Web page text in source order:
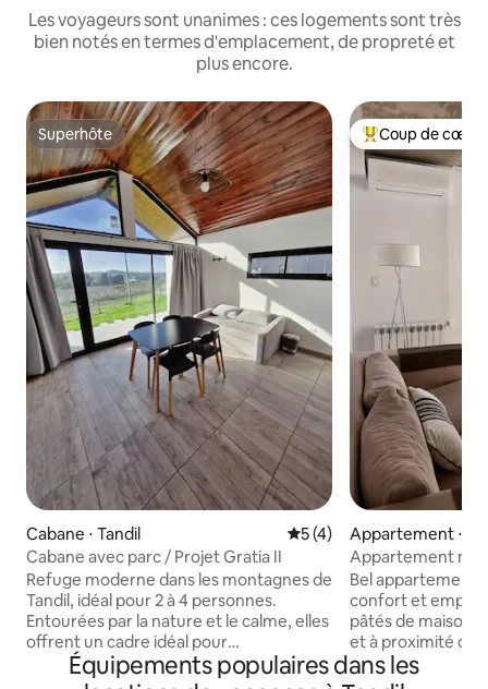
Les voyageurs sont unanimes : ces logements sont très
bien notés en termes d'emplacement, de propreté et
plus encore.
Superhôte
Superhôte
Cabane ⋅ Tandil Évaluation moyenne sur
5 (4)
Cabane avec parc / Projet Gratia II
Refuge moderne dans les montagnes de
Tandil, idéal pour 2 à 4 personnes.
Entourées par la nature et le calme, elles
offrent un cadre idéal pour
déconnecter. Ils disposent d'une
chambre, d'un salon avec canapé-lit
Coups de cœur
Coup de cœur
Appartement ⋅
Appartement
Bel appartement
confort et
pâtés de maisons
et à proximité
la ville Il dispose d'un salon lumineux avec
de grandes
Équipements populaires dans les